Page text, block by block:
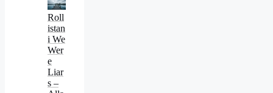
Roll
istan
i We
Wer
e
Liar
s –